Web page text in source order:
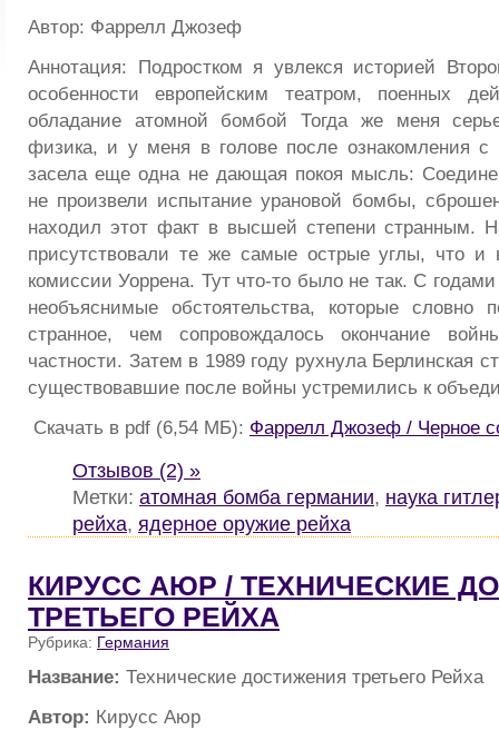
Автор: Фаррелл Джозеф
Аннотация: Подростком я увлекся историей
особенности европейским театром, поенных
обладание атомной бомбой Тогда же меня
физика, и у меня в голове после ознакомления с
засела еще одна не дающая покоя мысль:
не произвели испытание урановой бомбы,
находил этот факт в высшей степени странным.
присутствовали те же самые острые углы, что и
комиссии Уоррена. Тут что-то было не так. С
необъяснимые обстоятельства, которые словно
странное, чем сопровождалось окончание
частности. Затем в 1989 году рухнула Берлинская
существовавшие после войны устремились к
Скачать в pdf (6,54 МБ): Фаррелл Джозеф / Черное
Отзывов (2) »
Метки: атомная бомба германии, наука
рейха, ядерное оружие рейха
КИРУСС АЮР / ТЕХНИЧЕСКИЕ
ТРЕТЬЕГО РЕЙХА
Рубрика: Германия
Название: Технические достижения третьего Рейха
Автор: Кирусс Аюр